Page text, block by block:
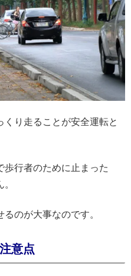
くり走ることが安全運転と
歩行者のために止まった
のが大事なのです。
意点